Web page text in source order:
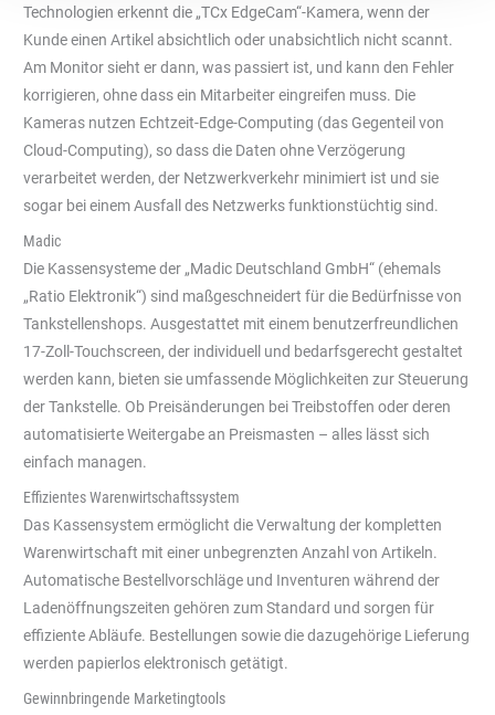
Technologien erkennt die „TCx EdgeCam“-Kamera, wenn der
Kunde einen Artikel absichtlich oder unabsichtlich nicht scannt.
Am Monitor sieht er dann, was passiert ist, und kann den Fehler
korrigieren, ohne dass ein Mitarbeiter eingreifen muss. Die
Kameras nutzen Echtzeit-Edge-Computing (das Gegenteil von
Cloud-Computing), so dass die Daten ohne Verzögerung
verarbeitet werden, der Netzwerkverkehr minimiert ist und sie
sogar bei einem Ausfall des Netzwerks funktionstüchtig sind.
Madic
Die Kassensysteme der „Madic Deutschland GmbH“ (ehemals
„Ratio Elektronik“) sind maßgeschneidert für die Bedürfnisse von
Tankstellenshops. Ausgestattet mit einem benutzerfreundlichen
17-Zoll-Touchscreen, der individuell und bedarfsgerecht gestaltet
werden kann, bieten sie umfassende Möglichkeiten zur Steuerung
der Tankstelle. Ob Preisänderungen bei Treibstoffen oder deren
automatisierte Weitergabe an Preismasten – alles lässt sich
einfach managen.
Effizientes Warenwirtschaftssystem
Das Kassensystem ermöglicht die Verwaltung der kompletten
Warenwirtschaft mit einer unbegrenzten Anzahl von Artikeln.
Automatische Bestellvorschläge und Inventuren während der
Ladenöffnungszeiten gehören zum Standard und sorgen für
effiziente Abläufe. Bestellungen sowie die dazugehörige Lieferung
werden papierlos elektronisch getätigt.
Gewinnbringende Marketingtools